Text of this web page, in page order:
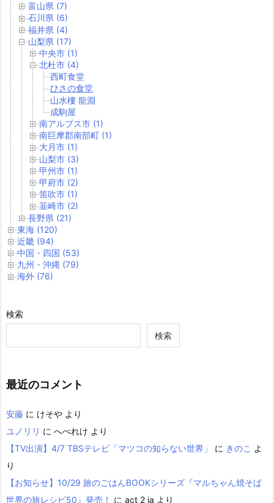
富山県 (7)
石川県 (6)
福井県 (4)
山梨県 (17)
中央市 (1)
北杜市 (4)
西町食堂
ひさの食堂
山水樓 龍淵
成駒屋
南アルプス市 (1)
南巨摩郡南部町 (1)
大月市 (1)
山梨市 (3)
甲州市 (1)
甲府市 (2)
笛吹市 (1)
韮崎市 (2)
長野県 (21)
東海 (120)
近畿 (94)
中国・四国 (53)
九州・沖縄 (79)
海外 (76)
検索
検索
最近のコメント
安藤 に けそや より
ユノリリ に へべれけ より
【TV出演】4/7 TBSテレビ「マツコの知らない世界」
に きのこ よ
り
【お知らせ】10/29 旅のごはんBOOKシリーズ『マルちゃん焼そば
世界の旅レシピ50』発売！
に act 2 ia より